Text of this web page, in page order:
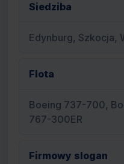
Siedziba
Edynburg, Szkocja,
Flota
Boeing 737-700,
767-300ER
Firmowy slogan